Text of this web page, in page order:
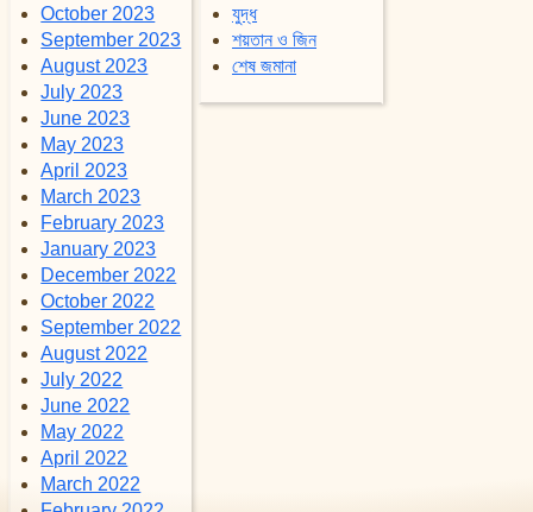
October 2023
September 2023
August 2023
July 2023
June 2023
May 2023
April 2023
March 2023
February 2023
January 2023
December 2022
October 2022
September 2022
August 2022
July 2022
June 2022
May 2022
April 2022
March 2022
যুদ্ধ
শয়তান ও জিন
শেষ জমানা